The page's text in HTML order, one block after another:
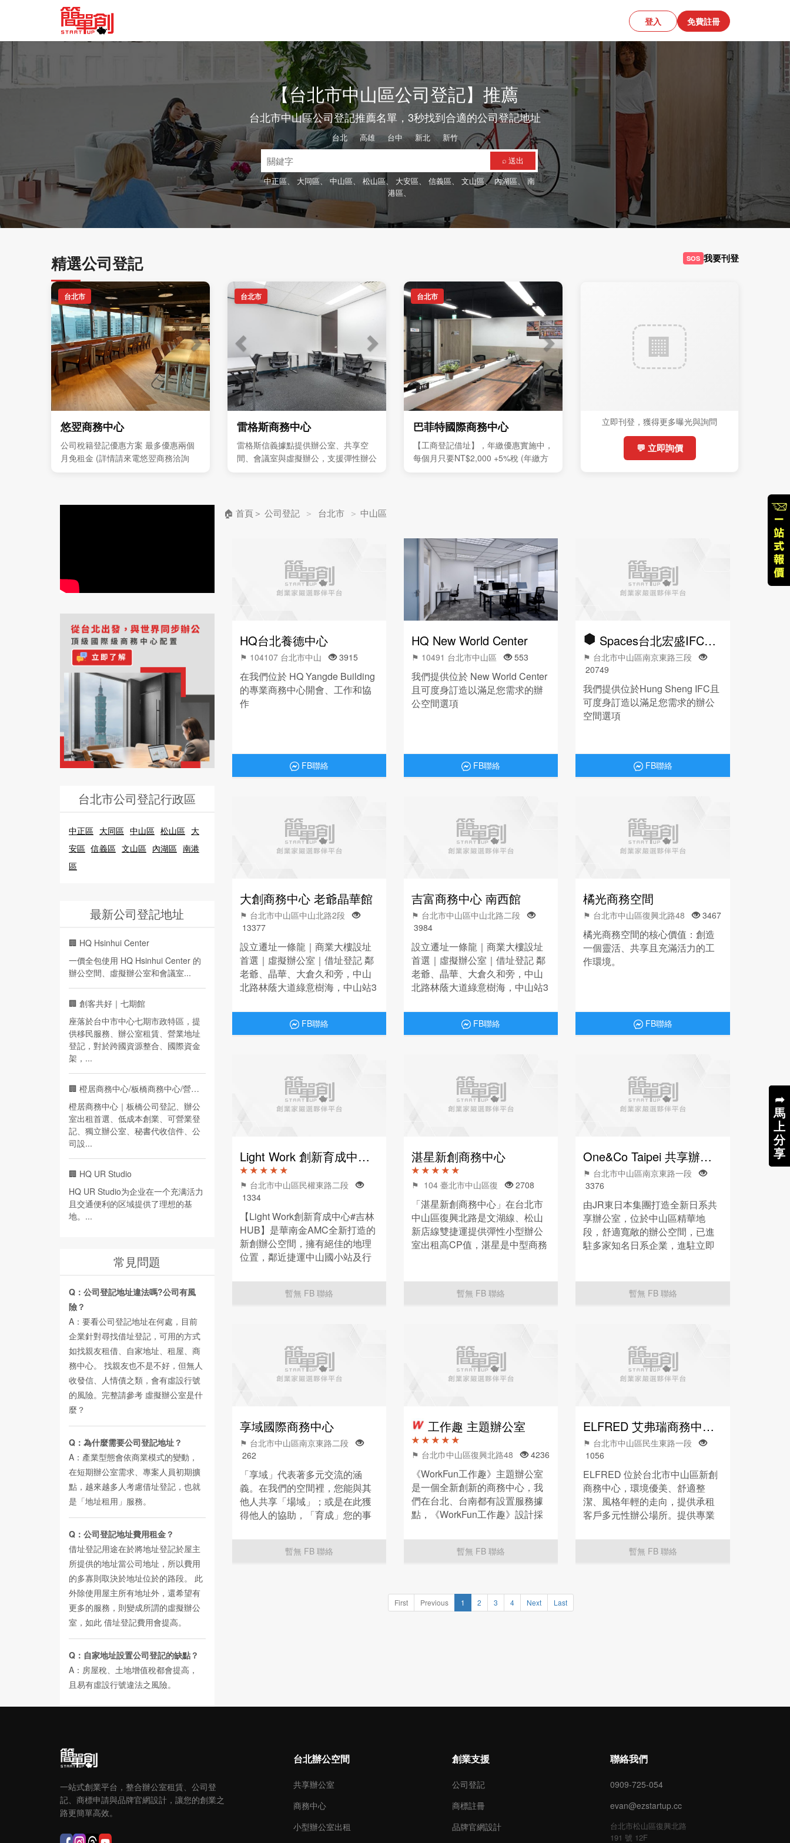
登入 免費註冊
➦
馬
上
分
享
➦
馬
上
分
享
【台北市中山區公司登記】推薦
台北市中山區公司登記推薦名單，3秒找到合適的公司登記地址
台北 、高雄 、台中、新北 、新竹
⌕ 送出
中正區、 大同區、 中山區、 松山區、 大安區、 信義區、 文山區、 內湖區、 南
港區、
精選公司登記 SOS 我要刊登
台北市
悠翌商務中心
公司稅籍登記優惠方案 最多優惠兩個
月免租金 (詳情請來電悠翌商務洽詢
台北市
雷格斯商務中心
雷格斯信義據點提供辦公室、共享空
間、會議室與虛擬辦公，支援彈性辦公
台北市
巴菲特國際商務中心
【工商登記借址】，年繳優惠實施中，
每個月只要NT$2,000 +5%稅 (年繳方
立即刊登，獲得更多曝光與詢問
💬 立即詢價
台北市公司登記行政區
中正區 大同區 中山區 松山區 大
安區 信義區 文山區 內湖區 南港
區
最新公司登記地址
🏢 HQ Hsinhui Center
一價全包使用 HQ Hsinhui Center 的
辦公空間、虛擬辦公室和會議室...
🏢 創客共好｜七期館
座落於台中市中心七期市政特區，提
供移民服務、辦公室租賃、營業地址
登記，對於跨國資源整合、國際資金
架，...
🏢 橙居商務中心/板橋商務中心/營業登記
橙居商務中心｜板橋公司登記、辦公
室出租首選、低成本創業、可營業登
記、獨立辦公室、秘書代收信件、公
司設...
🏢 HQ UR Studio
HQ UR Studio为企业在一个充满活力
且交通便利的区域提供了理想的基
地。...
常見問題
Q：公司登記地址違法嗎?公司有風
險？
A：要看公司登記地址在何處，目前
企業針對尋找借址登記，可用的方式
如找親友租借、自家地址、租屋、商
務中心。 找親友也不是不好，但無人
收發信、人情債之類，會有虛設行號
的風險。完整請參考 虛擬辦公室是什
麼？
Q：為什麼需要公司登記地址？
A：產業型態會依商業模式的變動，
在短期辦公室需求、專案人員初期擴
點，越來越多人考慮借址登記，也就
是「地址租用」服務。
Q：公司登記地址費用租金？
借址登記用途在於將地址登記於屋主
所提供的地址當公司地址，所以費用
的多寡則取決於地址位於的路段。 此
外除使用屋主所有地址外，還希望有
更多的服務，則變成所謂的虛擬辦公
室，如此 借址登記費用會提高。
Q：自家地址設置公司登記的缺點？
A：房屋稅、土地增值稅都會提高，
且易有虛設行號違法之風險。
🏠 首頁＞ 公司登記 ＞ 台北市 ＞ 中山區
HQ台北養德中心
⚑ 104107 台北市中山 3915
在我們位於 HQ Yangde Building
的專業商務中心開會、工作和協
作
FB聯絡
HQ New World Center
⚑ 10491 台北市中山區 553
我們提供位於 New World Center
且可度身訂造以滿足您需求的辦
公空間選項
FB聯絡
Spaces台北宏盛IFC辦公空間
⚑ 台北市中山區南京東路三段
20749
我們提供位於Hung Sheng IFC且
可度身訂造以滿足您需求的辦公
空間選項
FB聯絡
大創商務中心 老爺晶華館
⚑ 台北市中山區中山北路2段
13377
設立遷址一條龍｜商業大樓設址
首選｜虛擬辦公室｜借址登記 鄰
老爺、晶華、大倉久和旁，中山
北路林蔭大道綠意樹海，中山站3
FB聯絡
吉富商務中心 南西館
⚑ 台北市中山區中山北路二段
3984
設立遷址一條龍｜商業大樓設址
首選｜虛擬辦公室｜借址登記 鄰
老爺、晶華、大倉久和旁，中山
北路林蔭大道綠意樹海，中山站3
FB聯絡
橘光商務空間
⚑ 台北市中山區復興北路48 3467
橘光商務空間的核心價值：創造
一個靈活、共享且充滿活力的工
作環境。
FB聯絡
Light Work 創新育成中心 吉林
★ ★ ★ ★ ★
⚑ 台北市中山區民權東路二段
1334
【Light Work創新育成中心#吉林
HUB】是華南金AMC全新打造的
新創辦公空間，擁有絕佳的地理
位置，鄰近捷運中山國小站及行
租、會議室、公司登記等服務。
暫無 FB 聯絡
湛星新創商務中心
★ ★ ★ ★ ★
⚑ 104 臺北市中山區復 2708
「湛星新創商務中心」在台北市
中山區復興北路是文湖線、松山
新店線雙捷運提供彈性小型辦公
室出租高CP值，湛星是中型商務
及商標專利事務所提供免費諮
暫無 FB 聯絡
One&Co Taipei 共享辦公空間
⚑ 台北市中山區南京東路一段
3376
由JR東日本集團打造全新日系共
享辦公室，位於中山區精華地
段，舒適寬敞的辦公空間，已進
駐多家知名日系企業，進駐立即
暫無 FB 聯絡
享域國際商務中心
⚑ 台北市中山區南京東路二段
262
「享域」代表著多元交流的涵
義。在我們的空間裡，您能與其
他人共享「場域」；或是在此獲
得他人的協助，「育成」您的事
上，「想遇」到突破的機會，都
可以來享域國際，讓我們協助
暫無 FB 聯絡
工作趣 主題辦公室
★ ★ ★ ★ ★
⚑ 台北巾中山區復興北路48 4236
《WorkFun工作趣》主題辦公室
是一個全新創新的商務中心，我
們在台北、台南都有設置服務據
點，《WorkFun工作趣》設計採
計風格，提供給您不一樣的商務
中心氛圍。暫無 FB 聯絡
ELFRED 艾弗瑞商務中心 | 旗艦館
⚑ 台北市中山區民生東路一段
1056
ELFRED 位於台北市中山區新創
商務中心，環境優美、舒適整
潔、風格年輕的走向，提供承租
客戶多元性辦公場所。提供專業
求，共同創造無限價值！
暫無 FB 聯絡
First Previous 1 2 3 4 Next Last
一站式創業平台，整合辦公室租賃、公司登
記、商標申請與品牌官網設計，讓您的創業之
路更簡單高效。
台北辦公空間
共享辦公室
商務中心
小型辦公室出租
創業支援
公司登記
商標註冊
品牌官網設計
聯絡我們
0909-725-054
evan@ezstartup.cc
台北市松山區復興北路
191 號 12F